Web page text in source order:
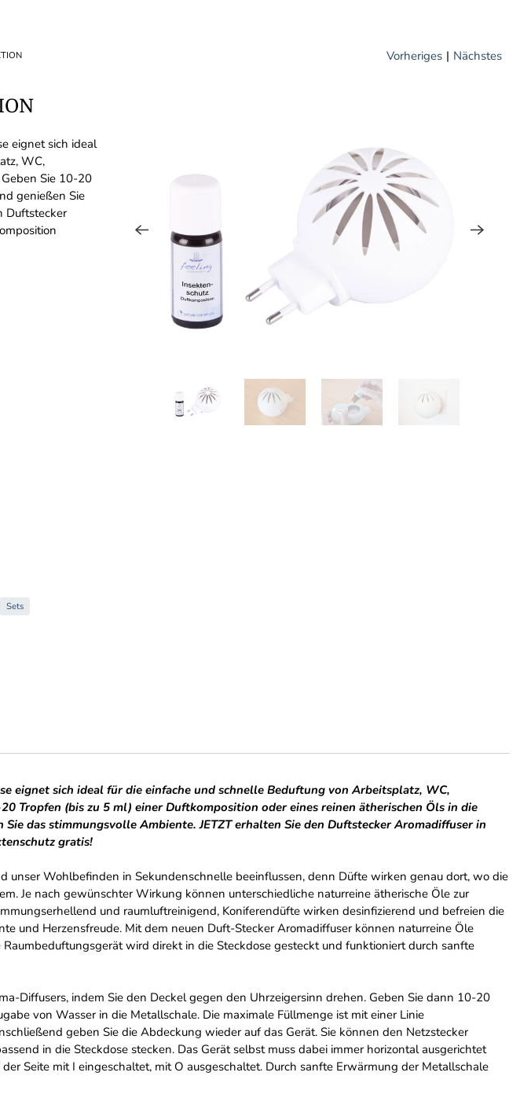
Vorheriges | Nächstes
eignet sich ideal
WC,
Sie 10-20
genießen Sie
Duftstecker
Sets
eignet sich ideal für die einfache und schnelle Beduftung von Arbeitsplatz, WC,
Tropfen (bis zu 5 ml) einer Duftkomposition oder eines reinen ätherischen Öls in die
das stimmungsvolle Ambiente. JETZT erhalten Sie den Duftstecker Aromadiffuser in
gratis!
unser Wohlbefinden in Sekundenschnelle beeinflussen, denn Düfte wirken genau dort, wo die
Je nach gewünschter Wirkung können unterschiedliche naturreine ätherische Öle zur
und raumluftreinigend, Koniferendüfte wirken desinfizierend und befreien die
und Herzensfreude. Mit dem neuen Duft-Stecker Aromadiffuser können naturreine Öle
wird direkt in die Steckdose gesteckt und funktioniert durch sanfte
Diffusers, indem Sie den Deckel gegen den Uhrzeigersinn drehen. Geben Sie dann 10-20
von Wasser in die Metallschale. Die maximale Füllmenge ist mit einer Linie
geben Sie die Abdeckung wieder auf das Gerät. Sie können den Netzstecker
in die Steckdose stecken. Das Gerät selbst muss dabei immer horizontal ausgerichtet
Seite mit I eingeschaltet, mit O ausgeschaltet. Durch sanfte Erwärmung der Metallschale